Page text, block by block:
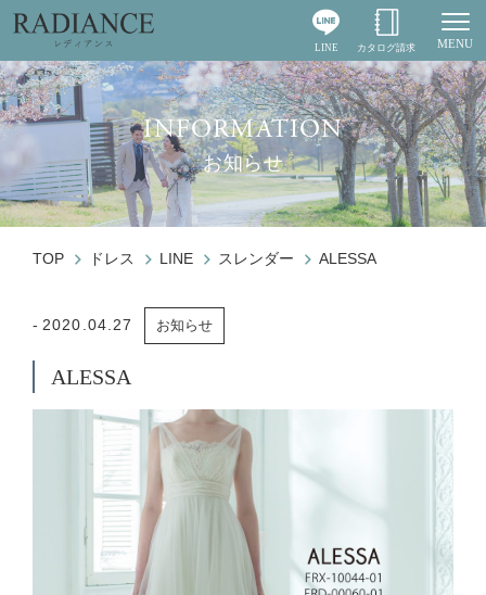
MENU
LINE カタログ請求
INFORMATION
お知らせ
TOP ドレス LINE スレンダー ALESSA
2020.04.27 お知らせ
ALESSA